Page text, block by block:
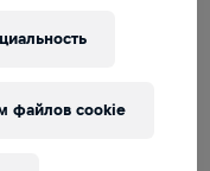
г.
файлов cookie